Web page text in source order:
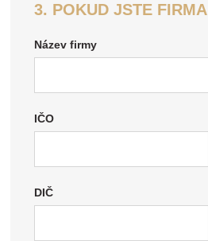
3. POKUD JSTE FIRMA
Název firmy
IČO
DIČ